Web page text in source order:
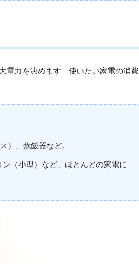
電力を決めます。使いたい家電の消費
）、炊飯器など。
（小型）など、ほとんどの家電に